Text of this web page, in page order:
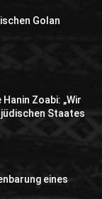
Golan
Zoabi: „Wir
Staates
eines